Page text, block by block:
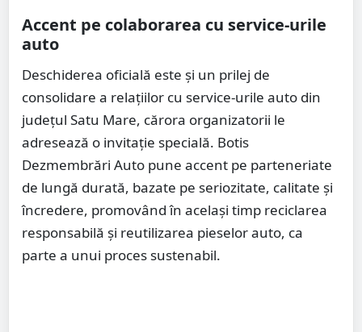
Accent pe colaborarea cu service-urile
auto
Deschiderea oficială este și un prilej de
consolidare a relațiilor cu service-urile auto din
județul Satu Mare, cărora organizatorii le
adresează o invitație specială. Botis
Dezmembrări Auto pune accent pe parteneriate
de lungă durată, bazate pe seriozitate, calitate și
încredere, promovând în același timp reciclarea
responsabilă și reutilizarea pieselor auto, ca
parte a unui proces sustenabil.